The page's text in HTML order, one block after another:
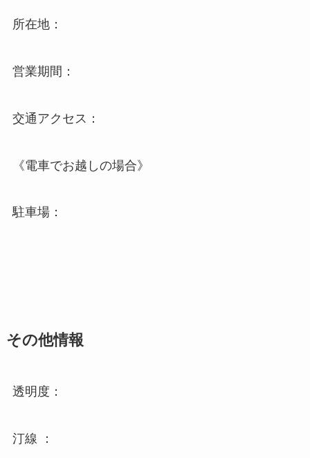
所在地：
営業期間：
交通アクセス：
《電車でお越しの場合》
駐車場：
その他情報
透明度：
汀線 ：